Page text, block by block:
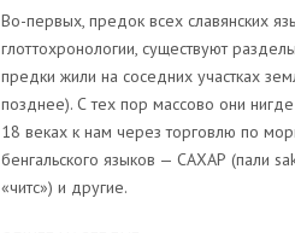
Во-первых, предок всех славянских
глоттохронологии, существуют
предки жили на соседних участках
позднее). С тех пор массово они
18 веках к нам через торговлю по
бенгальского языков — САХАР (пали
«читс») и другие.